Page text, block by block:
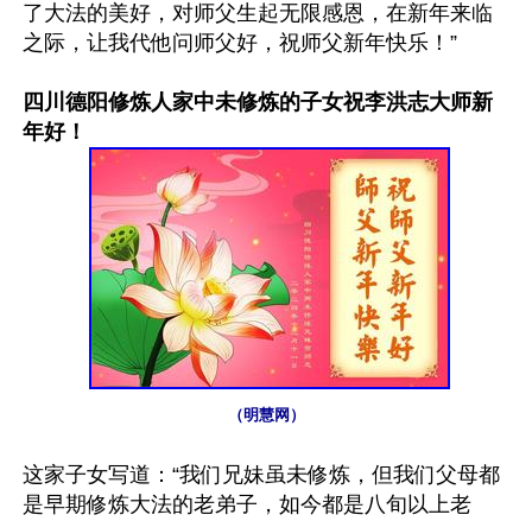
了大法的美好，对师父生起无限感恩，在新年来临
之际，让我代他问师父好，祝师父新年快乐！”
四川德阳修炼人家中未修炼的子女祝李洪志大师新
年好！
（明慧网）
这家子女写道：“我们兄妹虽未修炼，但我们父母都
是早期修炼大法的老弟子，如今都是八旬以上老